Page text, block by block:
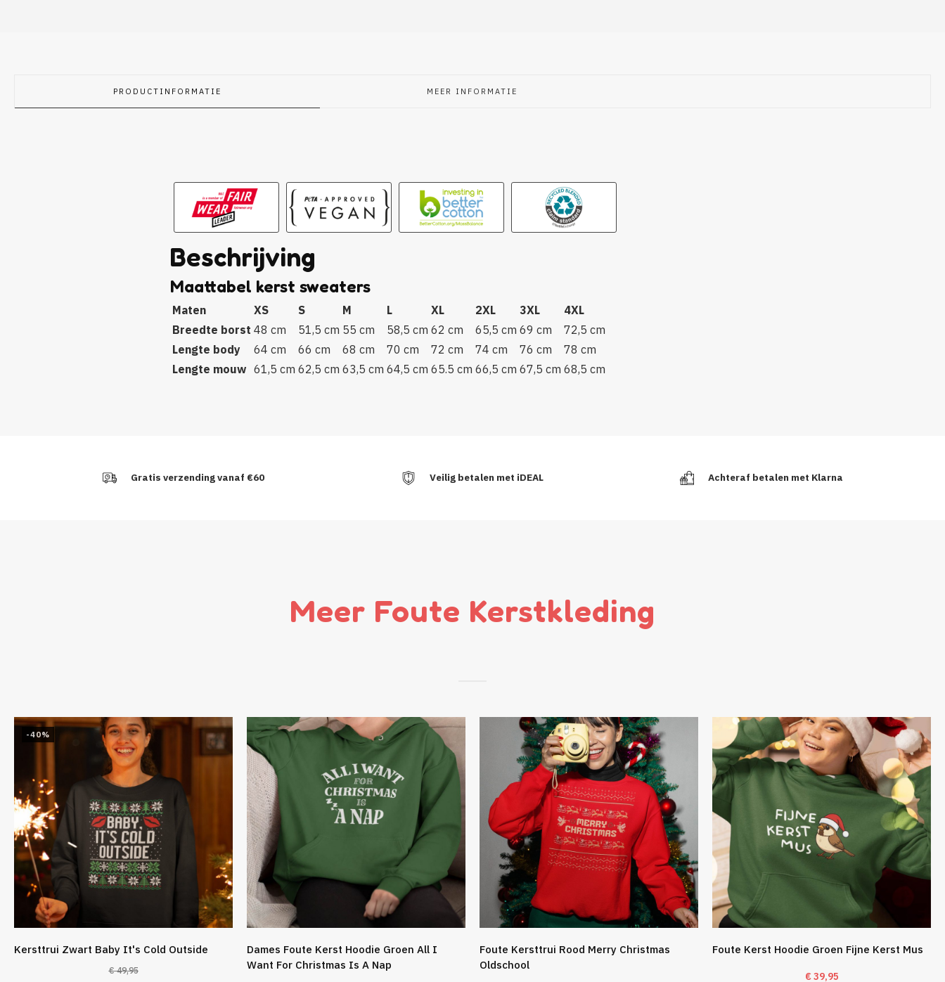
PRODUCTINFORMATIE MEER INFORMATIE
Beschrijving
Maattabel kerst sweaters
Maten XS S M L XL 2XL 3XL
4XL
Breedte borst 48 cm 51,5 cm 55 cm 58,5 cm 62 cm 65,5 cm 69 cm
72,5 cm
Lengte body
64 cm 66 cm 68 cm 70 cm 72 cm 74 cm 76 cm
78 cm
Lengte mouw 61,5 cm 62,5 cm 63,5 cm 64,5 cm 65.5 cm 66,5 cm 67,5 cm 68,5 cm
Gratis verzending vanaf €60 Veilig betalen met iDEAL Achteraf betalen met Klarna
Meer Foute Kerstkleding
-40%
Kersttrui Zwart Baby It's Cold Outside
€49,95
Dames Foute Kerst Hoodie Groen All I
Want For Christmas Is A Nap
Foute Kersttrui Rood Merry Christmas
Oldschool
Foute Kerst Hoodie Groen Fijne Kerst Mus
€39,95